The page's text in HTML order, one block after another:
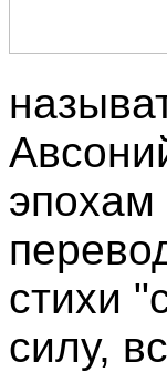
стихи
силу,